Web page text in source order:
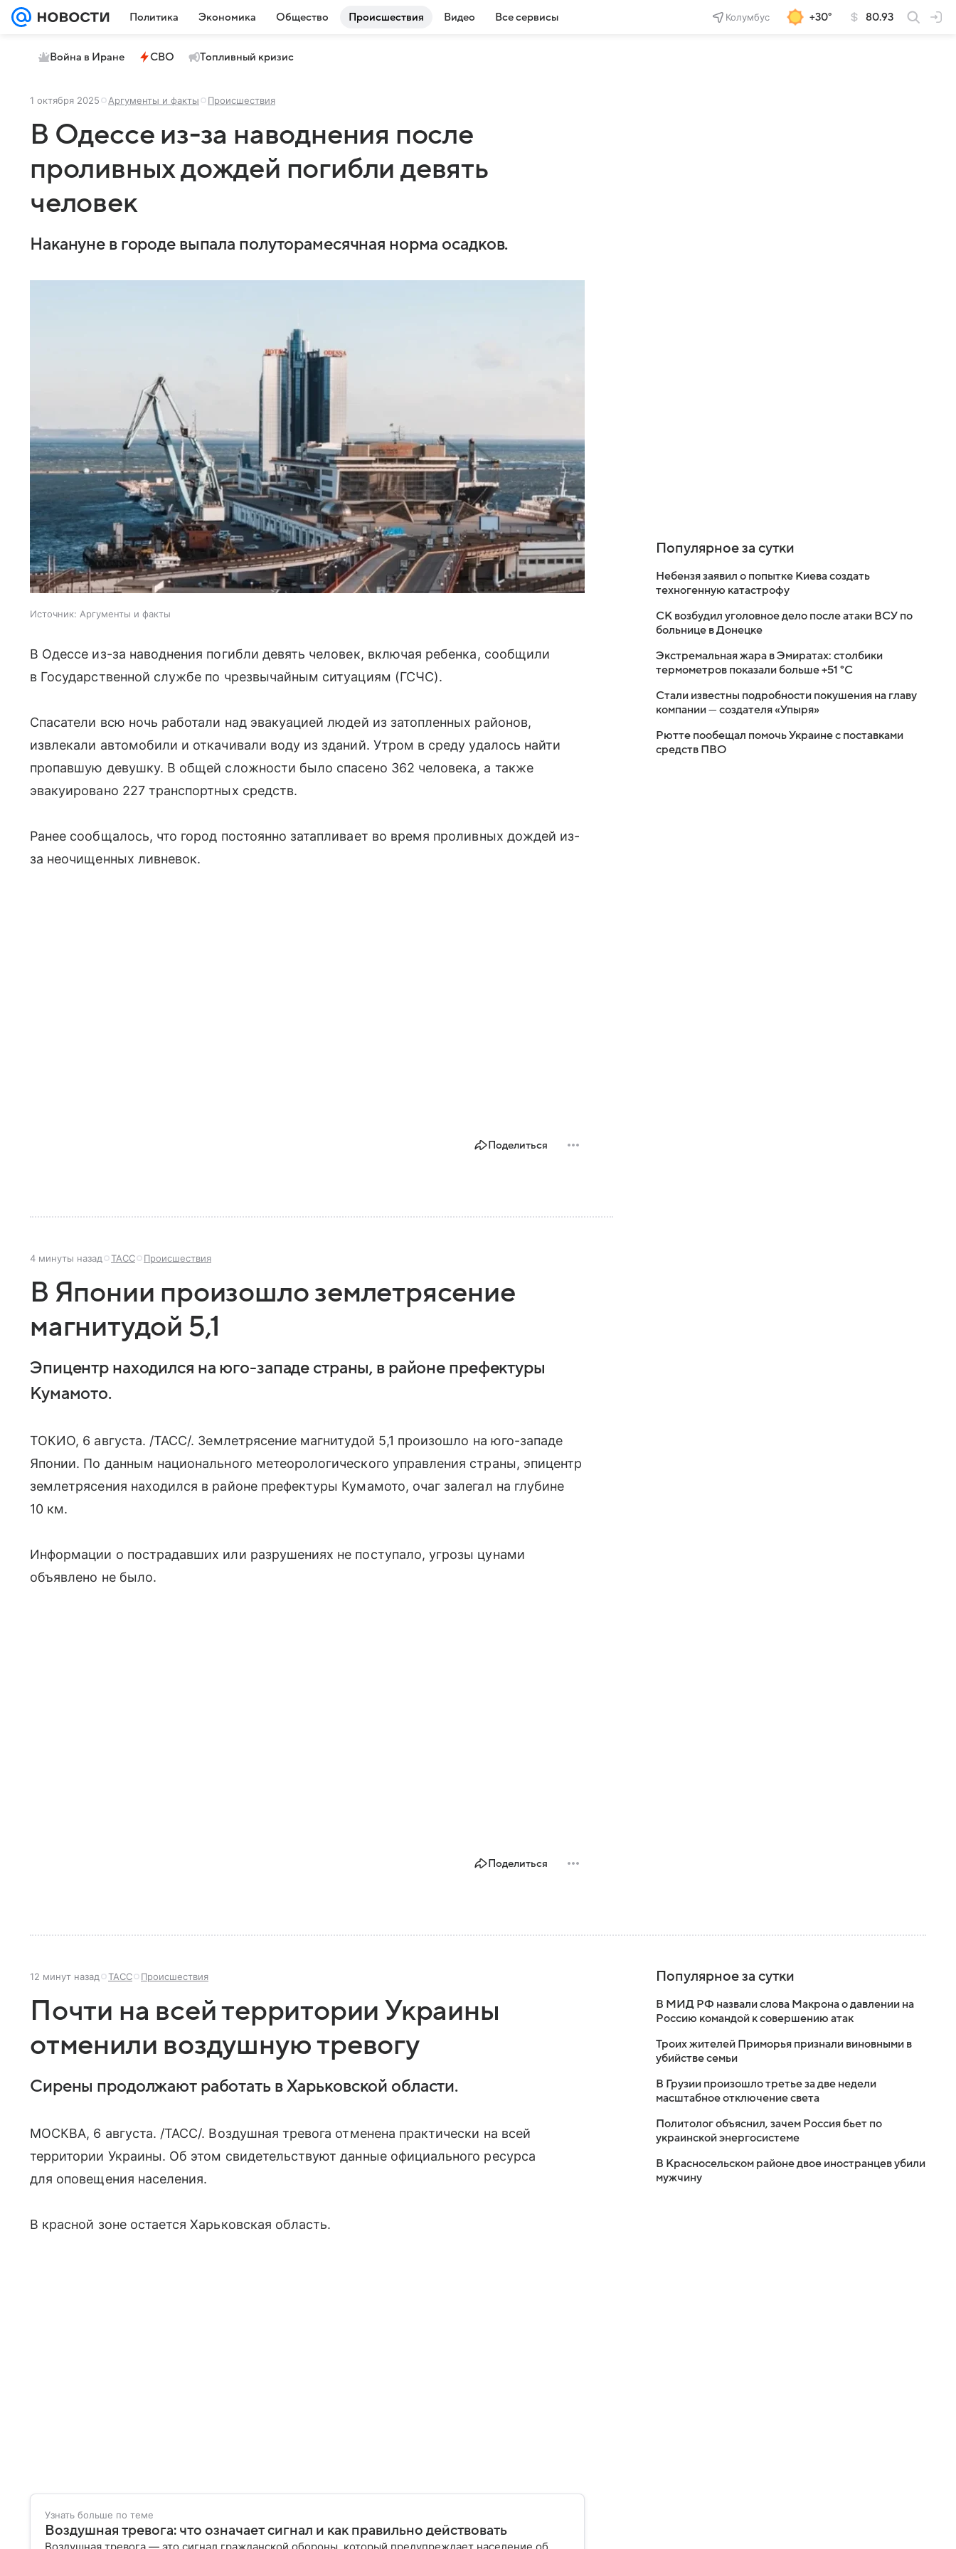
Политика Экономика Общество Происшествия Видео Все сервисы Колумбус +30° 80.93
Война в Иране СВО Топливный кризис
1 октября 2025 Аргументы и факты Происшествия
В Одессе из-за наводнения после
проливных дождей погибли девять
человек
Накануне в городе выпала полуторамесячная норма осадков.
Источник: Аргументы и факты
В Одессе из-за наводнения погибли девять человек, включая ребенка, сообщили
в Государственной службе по чрезвычайным ситуациям (ГСЧС).
Спасатели всю ночь работали над эвакуацией людей из затопленных районов,
извлекали автомобили и откачивали воду из зданий. Утром в среду удалось найти
пропавшую девушку. В общей сложности было спасено 362 человека, а также
эвакуировано 227 транспортных средств.
Ранее сообщалось, что город постоянно затапливает во время проливных дождей из-
за неочищенных ливневок.
Поделиться
4 минуты назад ТАСС Происшествия
В Японии произошло землетрясение
магнитудой 5,1
Эпицентр находился на юго-западе страны, в районе префектуры
Кумамото.
ТОКИО, 6 августа. /ТАСС/. Землетрясение магнитудой 5,1 произошло на юго-западе
Японии. По данным национального метеорологического управления страны, эпицентр
землетрясения находился в районе префектуры Кумамото, очаг залегал на глубине
10 км.
Информации о пострадавших или разрушениях не поступало, угрозы цунами
объявлено не было.
Поделиться
Популярное за сутки
Небензя заявил о попытке Киева создать
техногенную катастрофу
СК возбудил уголовное дело после атаки ВСУ по
больнице в Донецке
Экстремальная жара в Эмиратах: столбики
термометров показали больше +51 °C
Стали известны подробности покушения на главу
компании — создателя «Упыря»
Рютте пообещал помочь Украине с поставками
средств ПВО
12 минут назад ТАСС Происшествия
Почти на всей территории Украины
отменили воздушную тревогу
Сирены продолжают работать в Харьковской области.
МОСКВА, 6 августа. /ТАСС/. Воздушная тревога отменена практически на всей
территории Украины. Об этом свидетельствуют данные официального ресурса
для оповещения населения.
В красной зоне остается Харьковская область.
Узнать больше по теме
Воздушная тревога: что означает сигнал и как правильно действовать
Популярное за сутки
В МИД РФ назвали слова Макрона о давлении на
Россию командой к совершению атак
Троих жителей Приморья признали виновными в
убийстве семьи
В Грузии произошло третье за две недели
масштабное отключение света
Политолог объяснил, зачем Россия бьет по
украинской энергосистеме
В Красносельском районе двое иностранцев убили
мужчину